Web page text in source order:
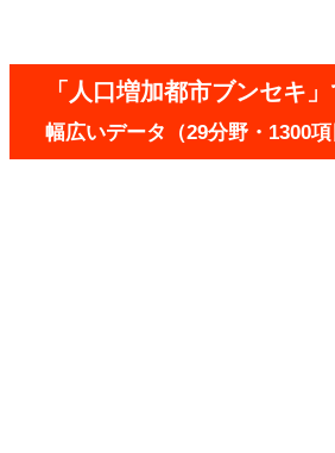
「人口増加都市ブンセキ
幅広いデータ（29分野・1300